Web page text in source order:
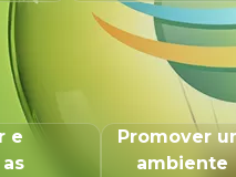
e
Promover
ambiente